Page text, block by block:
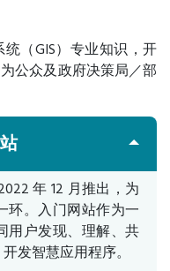
（GIS）专业知识，开
公众及政府决策局／部
年 12 月推出，为
环。入门网站作为一
用户发现、理解、共
发智慧应用程序。